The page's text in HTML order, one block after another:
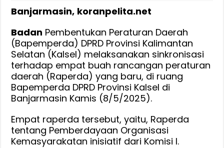
Kalsel
4
Raperda
Baru,
Gusti
Iskandar
:
Takan
Buat
Perda
Yang
Banjarmasin, koranpelita.net
Badan Pembentukan Peraturan Daerah
(Bapemperda) DPRD Provinsi Kalimantan
Selatan (Kalsel) melaksanakan sinkronisasi
terhadap empat buah rancangan peraturan
daerah (Raperda) yang baru, di ruang
Bapemperda DPRD Provinsi Kalsel di
Banjarmasin Kamis (8/5/2025).
Empat raperda tersebut, yaitu, Raperda
tentang Pemberdayaan Organisasi
Kemasyarakatan inisiatif dari Komisi I.